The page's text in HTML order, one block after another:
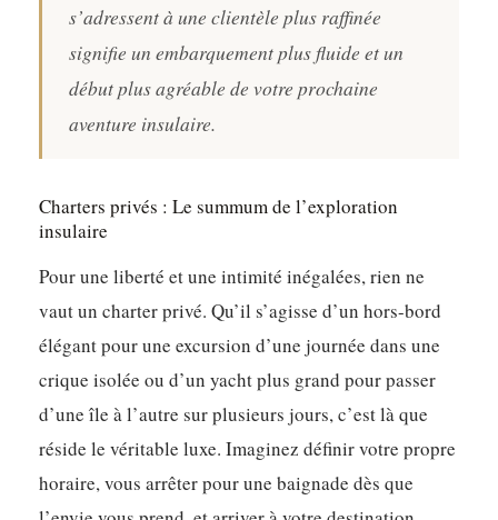
s’adressent à une clientèle plus raffinée
signifie un embarquement plus fluide et un
début plus agréable de votre prochaine
aventure insulaire.
Charters privés : Le summum de l’exploration
insulaire
Pour une liberté et une intimité inégalées, rien ne
vaut un charter privé. Qu’il s’agisse d’un hors-bord
élégant pour une excursion d’une journée dans une
crique isolée ou d’un yacht plus grand pour passer
d’une île à l’autre sur plusieurs jours, c’est là que
réside le véritable luxe. Imaginez définir votre propre
horaire, vous arrêter pour une baignade dès que